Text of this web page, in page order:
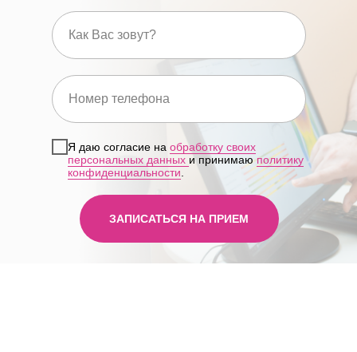
Я даю согласие на обработку своих
персональных данных и принимаюполитику
конфиденциальности
ЗАПИСАТЬСЯ НА ПРИЕМ
ЛИЦЕНЗИИ